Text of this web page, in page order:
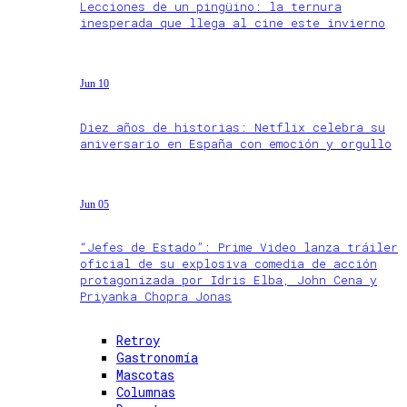
Lecciones de un pingüino: la ternura
inesperada que llega al cine este invierno
Jun 10
Diez años de historias: Netflix celebra su
aniversario en España con emoción y orgullo
Jun 05
“Jefes de Estado”: Prime Video lanza tráiler
oficial de su explosiva comedia de acción
protagonizada por Idris Elba, John Cena y
Priyanka Chopra Jonas
Retroy
Gastronomía
Mascotas
Columnas